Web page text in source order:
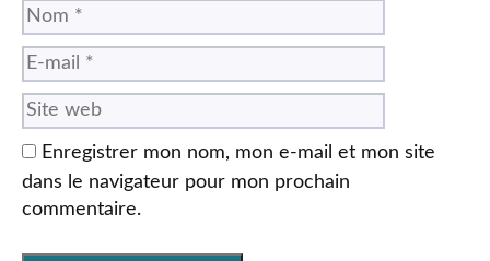
Nom
mail
web
Enregistrer mon nom, mon e-mail et mon site
dans le navigateur pour mon prochain
commentaire.